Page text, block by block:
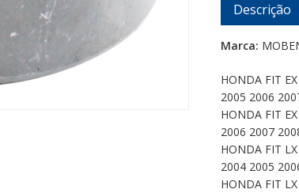
Descrição
Marca:
HONDA FIT
2005 2006
HONDA FIT
2006 2007
HONDA FIT
2004 2005
HONDA FIT